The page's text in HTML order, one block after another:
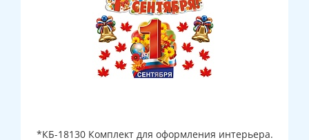
*КБ-18130 Комплект для оформления интерьера.